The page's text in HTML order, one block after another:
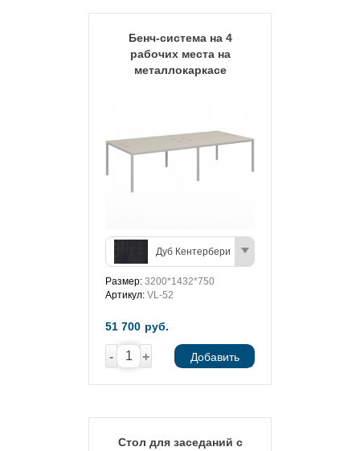
Бенч-система на 4
рабочих места на
металлокаркасе
Дуб Кентербери
Размер: 3200*1432*750
Артикул: VL-52
51 700 руб.
- + Добавить
Стол для заседаний с